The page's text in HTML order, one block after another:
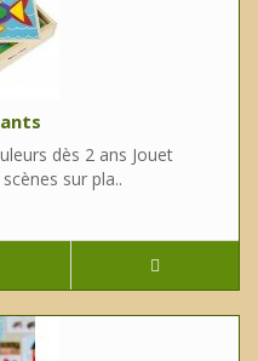
dès 2 ans Jouet
sur pla..